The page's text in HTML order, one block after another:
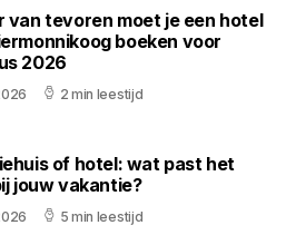
van tevoren moet je een hotel
boeken voor
2026
2 min leestijd
of hotel: wat past het
jouw vakantie?
5 min leestijd